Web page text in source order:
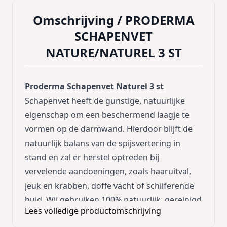
Omschrijving / PRODERMA
SCHAPENVET
NATURE/NATUREL 3 ST
Proderma Schapenvet Naturel 3 st
Schapenvet heeft de gunstige, natuurlijke
eigenschap om een beschermend laagje te
vormen op de darmwand. Hierdoor blijft de
natuurlijk balans van de spijsvertering in
stand en zal er herstel optreden bij
vervelende aandoeningen, zoals haaruitval,
jeuk en krabben, doffe vacht of schilferende
huid. Wij gebruiken 100% natuurlijk, gereinigd
schapenvet.
Lees volledige productomschrijving